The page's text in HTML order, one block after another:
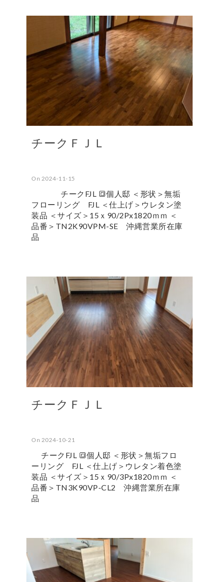
チークＦＪＬ
On 2024-11-15
チークFJL 🔳個人邸 ＜形状＞無垢
フローリング FJL ＜仕上げ＞ウレタン塗
装品 ＜サイズ＞15ｘ90/2Px1820ｍｍ ＜
品番＞TN2K90VPM-SE 沖縄営業所在庫
品
チークＦＪＬ
On 2024-10-21
チークFJL 🔳個人邸 ＜形状＞無垢フロ
ーリング FJL ＜仕上げ＞ウレタン着色塗
装品 ＜サイズ＞15ｘ90/3Px1820ｍｍ ＜
品番＞TN3K90VP-CL2 沖縄営業所在庫
品